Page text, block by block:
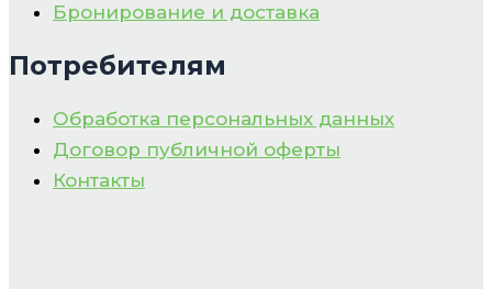
Бронирование и доставка
Потребителям
Обработка персональных данных
Договор публичной оферты
Контакты